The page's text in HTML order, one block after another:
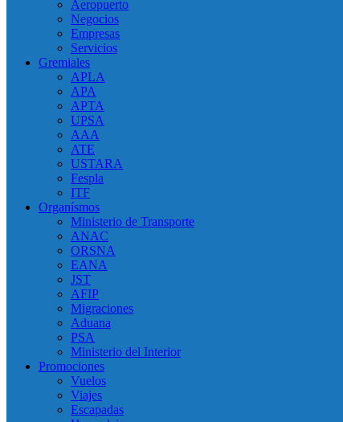
Aeropuerto
Negocios
Empresas
Servicios
Gremiales
APLA
APA
APTA
UPSA
AAA
ATE
USTARA
Fespla
ITF
Organísmos
Ministerio de Transporte
ANAC
ORSNA
EANA
JST
AFIP
Migraciones
Aduana
PSA
Ministerio del Interior
Promociones
Vuelos
Viajes
Escapadas